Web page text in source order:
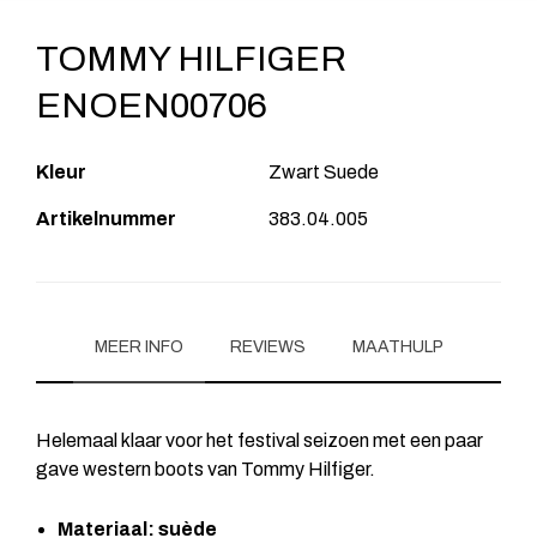
TOMMY HILFIGER
ENOEN00706
Kleur Zwart Suede
Artikelnummer 383.04.005
MEER INFO REVIEWS MAATHULP
Helemaal klaar voor het festival seizoen met een paar
gave western boots van Tommy Hilfiger.
Materiaal: suède